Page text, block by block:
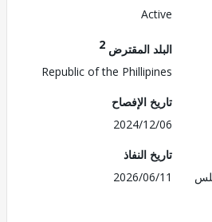
البلد المقترض
Republic of the Phillipines
تاريخ الإفصاح
2024/12/06
تاريخ النفاذ
2026/06/11